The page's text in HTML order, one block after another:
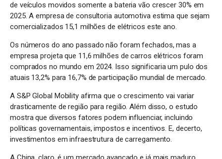
de veículos movidos somente a bateria vão crescer 30% em
2025. A empresa de consultoria automotiva estima que sejam
comercializados 15,1 milhões de elétricos este ano.
Os números do ano passado não foram fechados, mas a
empresa projeta que 11,6 milhões de carros elétricos foram
comprados no mundo em 2024. Isso significaria um pulo dos
atuais 13,2% para 16,7% de participação mundial de mercado.
A S&P Global Mobility afirma que o crescimento vai variar
drasticamente de região para região. Além disso, o estudo
mostra que diversos fatores podem influenciar, incluindo
políticas governamentais, impostos e incentivos. E, decerto,
investimentos em infraestrutura de carregamento.